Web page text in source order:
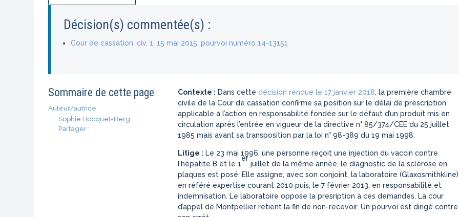
Décision(s) commentée(s) :
Cour de cassation, civ. 1, 15 mai 2015, pourvoi numéro 14-13151
Sommaire de cette page
Auteur/autrice
Sophie Hocquet-Berg
Partager :
Contexte : Dans cette décision rendue le 17 janvier 2018, la première chambre
civile de la Cour de cassation confirme sa position sur le délai de prescription
applicable à l’action en responsabilité fondée sur le défaut d’un produit mis en
circulation après l’entrée en vigueur de la directive n° 85/374/CEE du 25 juillet
1985 mais avant sa transposition par la loi n° 98-389 du 19 mai 1998.
Litige : Le 23 mai 1996, une personne reçoit une injection du vaccin contre
l’hépatite B et le 1
er
juillet de la même année, le diagnostic de la sclérose en
plaques est posé. Elle assigne, avec son conjoint, la laboratoire (Glaxosmithkline)
en référé expertise courant 2010 puis, le 7 février 2013, en responsabilité et
indemnisation. Le laboratoire oppose la presription à ces demandes. La cour
d’appel de Montpellier retient la fin de non-recevoir. Un pourvoi est dirigé contre